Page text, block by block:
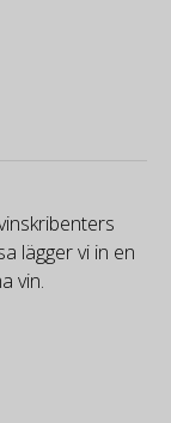
lägger vi in en
vin.